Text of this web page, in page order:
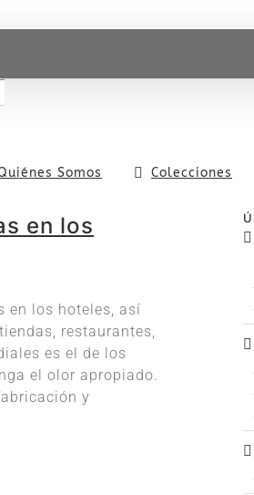
Somos Colecciones
en los
en los hoteles, así
restaurantes,
es el de los
el olor apropiado.
y